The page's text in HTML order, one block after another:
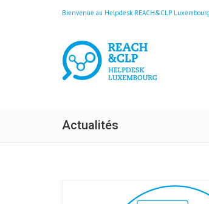
Bienvenue au Helpdesk REACH&CLP
Actualités